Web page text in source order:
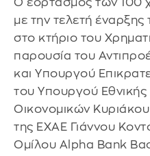
Ο εορτασμός των 100
με την τελετή
στο κτήριο του
παρουσία του
και Υπουργού
του Υπουργού Εθνικής
Οικονομικών
της ΕΧΑΕ Γιάννου
Ομίλου Alpha Bank